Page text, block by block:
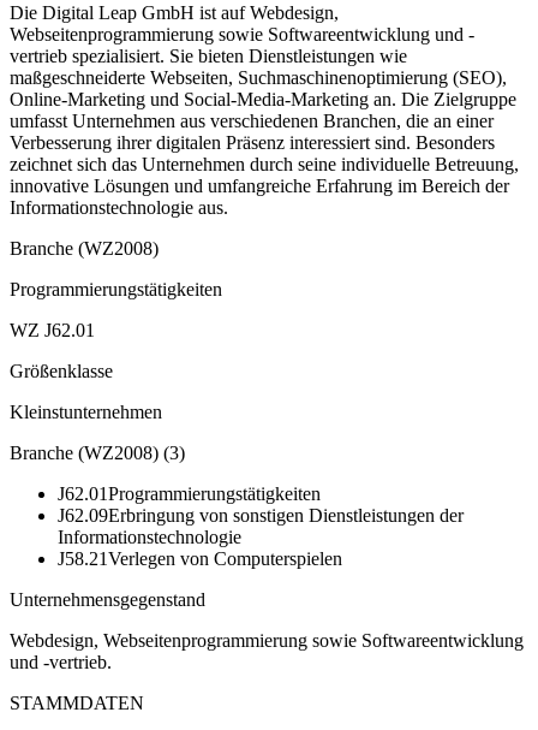
Die Digital Leap GmbH ist auf Webdesign,
Webseitenprogrammierung sowie Softwareentwicklung und -
vertrieb spezialisiert. Sie bieten Dienstleistungen wie
maßgeschneiderte Webseiten, Suchmaschinenoptimierung (SEO),
Online-Marketing und Social-Media-Marketing an. Die Zielgruppe
umfasst Unternehmen aus verschiedenen Branchen, die an einer
Verbesserung ihrer digitalen Präsenz interessiert sind. Besonders
zeichnet sich das Unternehmen durch seine individuelle Betreuung,
innovative Lösungen und umfangreiche Erfahrung im Bereich der
Informationstechnologie aus.
Branche (WZ2008)
Programmierungstätigkeiten
WZ J62.01
Größenklasse
Kleinstunternehmen
Branche (WZ2008) (3)
J62.01Programmierungstätigkeiten
J62.09Erbringung von sonstigen Dienstleistungen der
Informationstechnologie
J58.21Verlegen von Computerspielen
Unternehmensgegenstand
Webdesign, Webseitenprogrammierung sowie Softwareentwicklung
und -vertrieb.
STAMMDATEN